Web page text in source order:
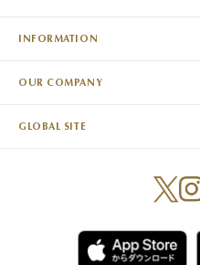
INFORMATION
OUR COMPANY
GLOBAL SITE